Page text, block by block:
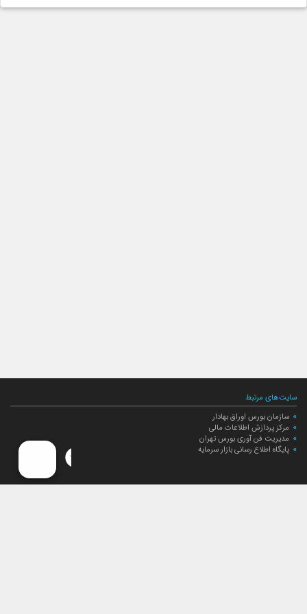
سایت‌های مرتبط
سازمان بورس اوراق بهادار
مرکز پردازش اطلاعات مالی
مدیریت فن آوری بورس تهران
پایگاه اطلاع رسانی بازار سرمایه
ارتباط با صندوق